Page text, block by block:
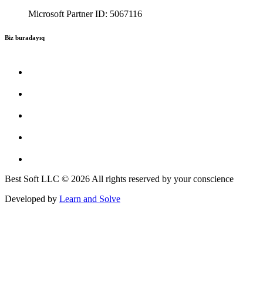
Microsoft Partner ID: 5067116
Biz buradayıq
Best Soft LLC © 2026 All rights reserved by your conscience
Developed by Learn and Solve